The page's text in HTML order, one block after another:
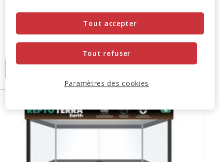
Repto- Terrarium Universel Terra Earth M - 76x30x30cm
étoiles
avec
avis
Prix
89.99€
Tout refuser
Tout accepter
Paramètres des cookies